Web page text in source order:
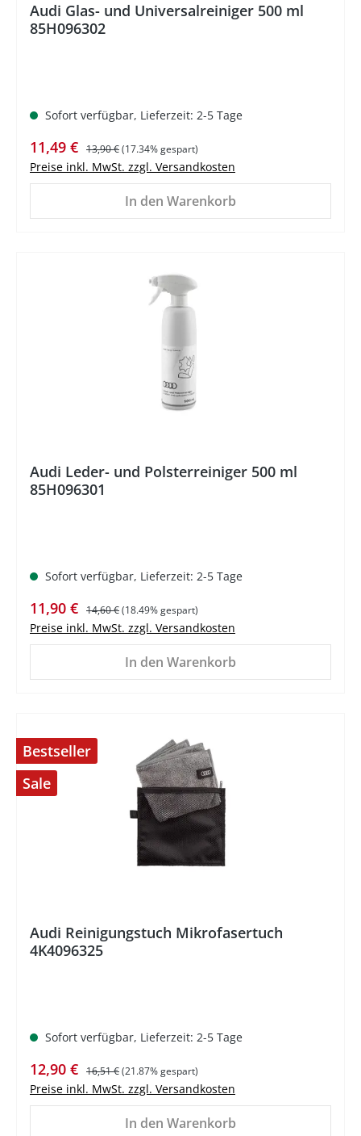
Audi Glas- und Universalreiniger 500 ml
85H096302
Sofort verfügbar, Lieferzeit: 2-5 Tage
Verkaufspreis:
11,49 € Regulärer Preis:
13,90 €(17.34% gespart)
Preise inkl. MwSt. zzgl. Versandkosten
In den Warenkorb
Audi Leder- und Polsterreiniger 500 ml
85H096301
Sofort verfügbar, Lieferzeit: 2-5 Tage
Verkaufspreis:
11,90 € Regulärer Preis:
14,60 €(18.49% gespart)
Preise inkl. MwSt. zzgl. Versandkosten
In den Warenkorb
Bestseller
Sale
Audi Reinigungstuch Mikrofasertuch
4K4096325
Sofort verfügbar, Lieferzeit: 2-5 Tage
Verkaufspreis:
12,90 € Regulärer Preis:
16,51 €(21.87% gespart)
Preise inkl. MwSt. zzgl. Versandkosten
In den Warenkorb